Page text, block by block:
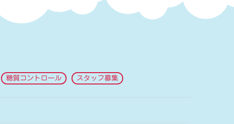
糖質コントロール スタッフ募集